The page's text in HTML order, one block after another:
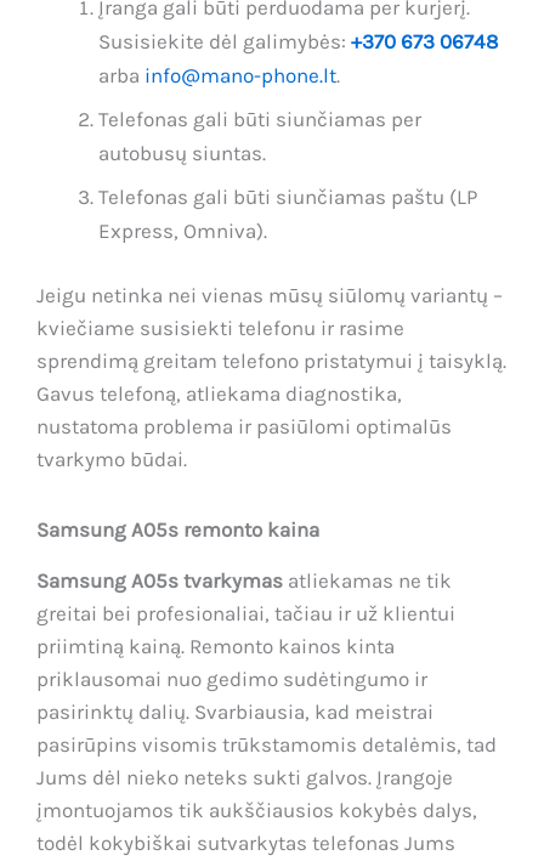
Įranga gali būti perduodama per kurjerį.
Susisiekite dėl galimybės: +370 673 06748
arba info@mano-phone.lt.
Telefonas gali būti siunčiamas per
autobusų siuntas.
Telefonas gali būti siunčiamas paštu (LP
Express, Omniva).
Jeigu netinka nei vienas mūsų siūlomų variantų –
kviečiame susisiekti telefonu ir rasime
sprendimą greitam telefono pristatymui į taisyklą.
Gavus telefoną, atliekama diagnostika,
nustatoma problema ir pasiūlomi optimalūs
tvarkymo būdai.
Samsung A05s remonto kaina
Samsung A05s tvarkymas atliekamas ne tik
greitai bei profesionaliai, tačiau ir už klientui
priimtiną kainą. Remonto kainos kinta
priklausomai nuo gedimo sudėtingumo ir
pasirinktų dalių. Svarbiausia, kad meistrai
pasirūpins visomis trūkstamomis detalėmis, tad
Jums dėl nieko neteks sukti galvos. Įrangoje
įmontuojamos tik aukščiausios kokybės dalys,
todėl kokybiškai sutvarkytas telefonas Jums